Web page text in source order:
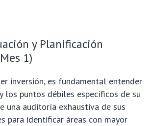
y Planificación
1)
inversión, es fundamental entender
los puntos débiles específicos de su
una auditoría exhaustiva de sus
para identificar áreas con mayor